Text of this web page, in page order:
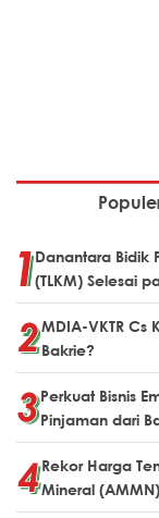
Danantara Bidik
(TLKM) Selesai
MDIA-VKTR Cs
Bakrie?
Perkuat Bisnis
Pinjaman dari
Rekor Harga
Mineral (AMMN)